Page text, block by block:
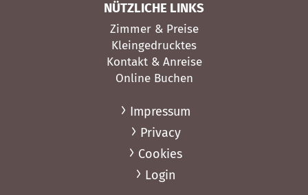
NÜTZLICHE LINKS
Zimmer & Preise
Kleingedrucktes
Kontakt & Anreise
Online Buchen
Impressum
Privacy
Cookies
Login